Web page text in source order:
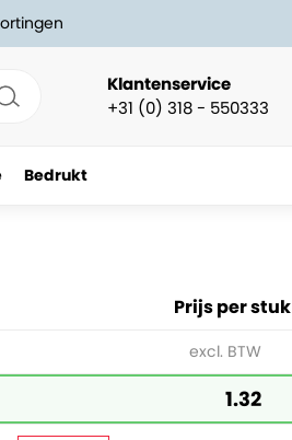
Klantenservice
+31 (0) 318 - 550333
Bedrukt
Prijs per stuk
excl. BTW
1.32